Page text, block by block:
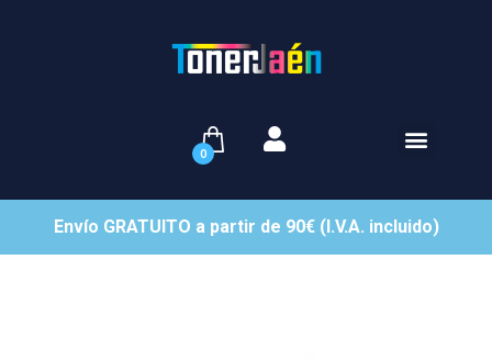
0
Envío GRATUITO a partir de 90€ (I.V.A. incluido)